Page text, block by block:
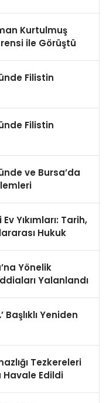
Kurtulmuş
ile Görüştü
Filistin
Filistin
ve Bursa’da
Yıkımları: Tarih,
Hukuk
Yönelik
Yalanlandı
Başlıklı Yeniden
Tezkereleri
Edildi